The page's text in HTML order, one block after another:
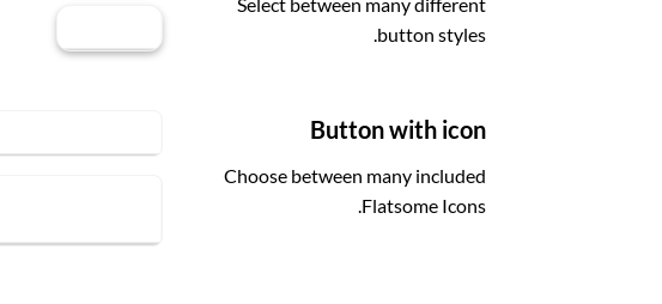
button styles.
Button with icon
Choose between many included
Flatsome Icons.